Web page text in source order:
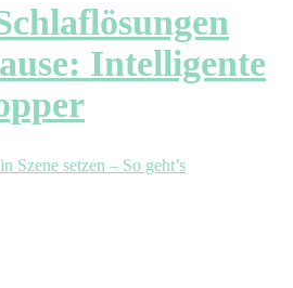
Intelligente
Szene setzen – So geht’s